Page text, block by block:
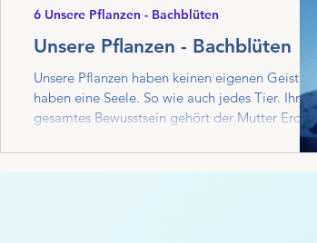
Unsere Pflanzen - Bachblüten
Unsere Pflanzen haben keinen eigenen Geist, sie
haben eine Seele. So wie auch jedes Tier. Ihr
gesamtes Bewusstsein gehört der Mutter Erde.
Bewusstsein der Mutter Erde verbunden. Keine
Pflanze, kein Tier, hat einen separaten Geist, so
6 Unsere Pflanzen - Bachblüten